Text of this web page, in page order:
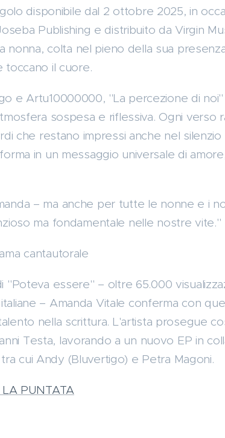
disponibile dal 2 ottobre 2025, in
Publishing e distribuito da Virgin
nonna, colta nel pieno della sua
toccano il cuore.
e Artu10000000, "La percezione di
sospesa e riflessiva. Ogni verso
che restano impressi anche nel
in un messaggio universale di
– ma anche per tutte le nonne e i
ma fondamentale nelle nostre vite."
cantautorale
"Poteva essere" – oltre 65.000
– Amanda Vitale conferma con
nella scrittura. L'artista prosegue
Testa, lavorando a un nuovo EP in
cui Andy (Bluvertigo) e Petra Magoni.
LA PUNTATA